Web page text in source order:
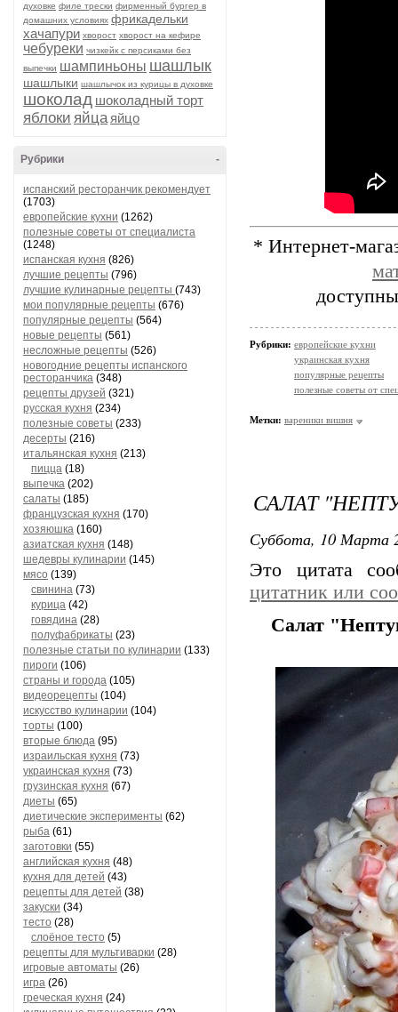
духовке филе трески фирменный бургер в
домашних условиях фрикадельки
хачапури хворост хворост на кефире
чебуреки чизкейк с персиками без
выпечки шампиньоны шашлык
шашлыки шашлычок из курицы в духовке
шоколад шоколадный торт
яблоки яйца яйцо
-
Рубрики
испанский ресторанчик рекомендует
(1703)
европейские кухни (1262)
полезные советы от специалиста
(1248)
испанская кухня (826)
лучшие рецепты (796)
лучшие кулинарные рецепты (743)
мои популярные рецепты (676)
популярные рецепты (564)
новые рецепты (561)
несложные рецепты (526)
новогодние рецепты испанского
ресторанчика (348)
рецепты друзей (321)
русская кухня (234)
полезные советы (233)
десерты (216)
итальянская кухня (213)
пицца (18)
выпечка (202)
салаты (185)
французская кухня (170)
хозяюшка (160)
азиатская кухня (148)
шедевры кулинарии (145)
мясо (139)
свинина (73)
курица (42)
говядина (28)
полуфабрикаты (23)
полезные статьи по кулинарии (133)
пироги (106)
страны и города (105)
видеорецепты (104)
искусство кулинарии (104)
торты (100)
вторые блюда (95)
израильская кухня (73)
украинская кухня (73)
грузинская кухня (67)
диеты (65)
диетические эксперименты (62)
рыба (61)
заготовки (55)
английская кухня (48)
кухня для детей (43)
рецепты для детей (38)
закуски (34)
тесто (28)
слоёное тесто (5)
рецепты для мультиварки (28)
игровые автоматы (26)
игра (26)
греческая кухня (24)
* Интернет-
Рубрики: европейские кухни
украинская кухня
популярные рецепты
полезные советы от
Метки: вареники вишня
САЛАТ
Суббота, 10 Марта
Это цитата
цитатник или
Салат